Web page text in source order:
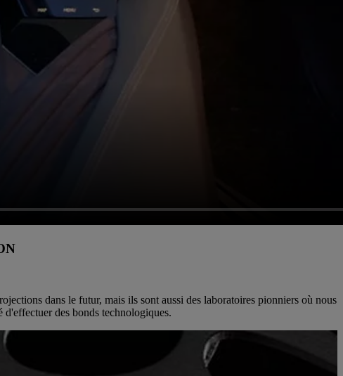
dans le futur, mais ils sont aussi des laboratoires pionniers où nous
d'effectuer des bonds technologiques.